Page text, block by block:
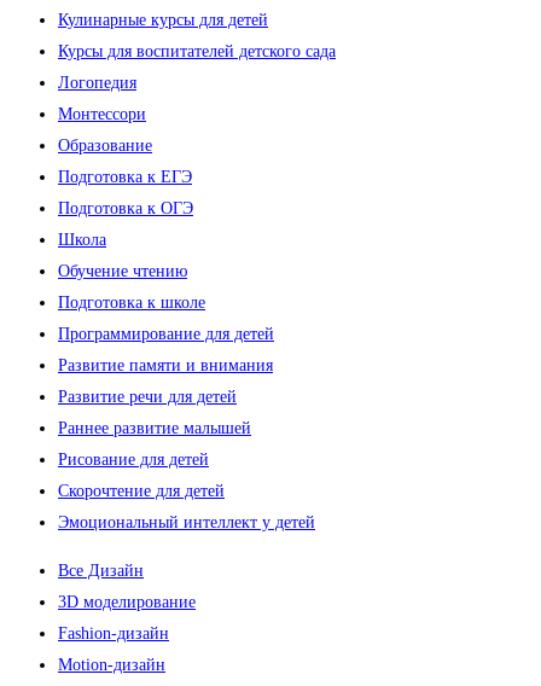
Кулинарные курсы для детей
Курсы для воспитателей детского сада
Логопедия
Монтессори
Образование
Подготовка к ЕГЭ
Подготовка к ОГЭ
Школа
Обучение чтению
Подготовка к школе
Программирование для детей
Развитие памяти и внимания
Развитие речи для детей
Раннее развитие малышей
Рисование для детей
Скорочтение для детей
Эмоциональный интеллект у детей
Все Дизайн
3D моделирование
Fashion-дизайн
Motion-дизайн